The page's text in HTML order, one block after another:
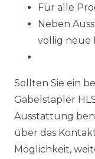
Für alle
Neben
völlig neue
Sollten Sie ein
Gabelstapler
Ausstattung
über das
Möglichkeit,